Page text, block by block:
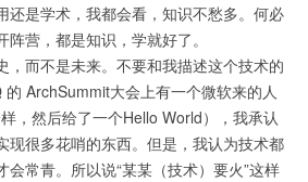
还是学术，我都会看，知识不愁多。何必
营，都是知识，学就好了。
，而不是未来。不要和我描述这个技术的
ArchSummit大会上有一个微软来的人
，然后给了一个Hello World），我承认
现很多花哨的东西。但是，我认为技术都
会常青。所以说“某某（技术）要火”这样